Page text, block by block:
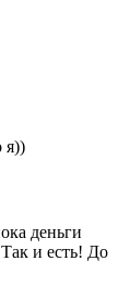
я))
деньги
и есть! До